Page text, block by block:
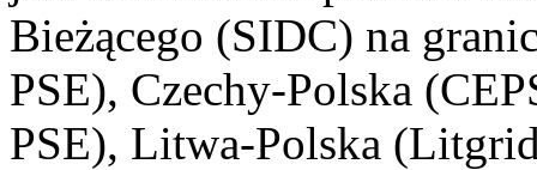
Bieżącego (SIDC) na
PSE), Czechy-Polska
PSE), Litwa-Polska